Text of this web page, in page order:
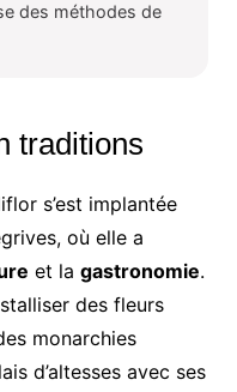
des méthodes de
traditions
s’est implantée
où elle a
et la gastronomie.
des fleurs
monarchies
d’altesses avec ses